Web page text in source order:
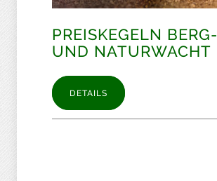
PREISKEGELN BERG-
UND NATURWACHT
DETAILS